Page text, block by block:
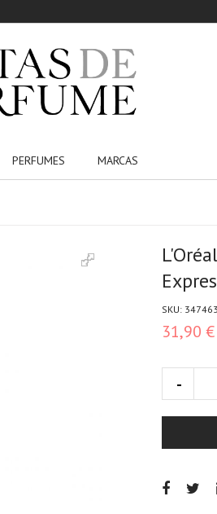
PERFUMES MARCAS
SKU:
31,90 €